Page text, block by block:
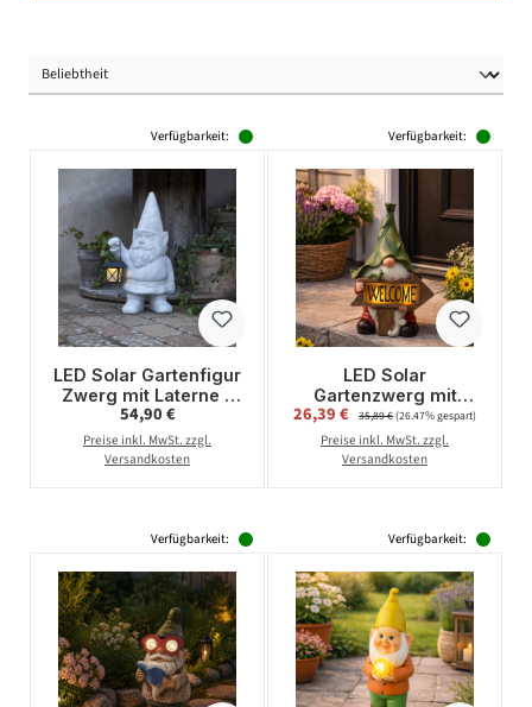
Verfügbarkeit:
LED Solar Gartenfigur
Zwerg mit Laterne -
warmweiße LED - H:
53cm -
Dämmerungssensor -
Regulärer Preis:
54,90 €
Preise inkl. MwSt. zzgl.
Versandkosten
Verfügbarkeit:
LED Solar
Gartenzwerg mit
WELCOME Schild -
Gartenfigur -
warmweiße LED -
Verkaufspreis:
26,39 € Regulärer Preis:
35,89 €(26.47% gespart)
Preise inkl. MwSt. zzgl.
Versandkosten
Verfügbarkeit: Verfügbarkeit: